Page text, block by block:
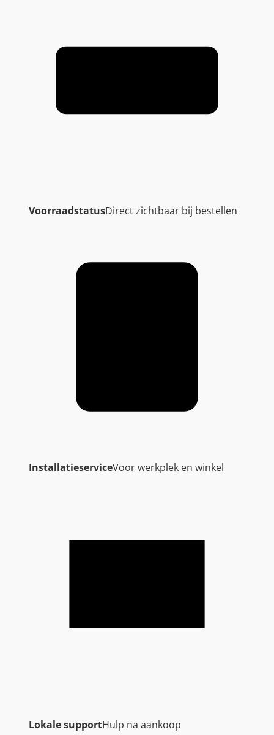
VoorraadstatusDirect zichtbaar bij bestellen
InstallatieserviceVoor werkplek en winkel
Lokale supportHulp na aankoop